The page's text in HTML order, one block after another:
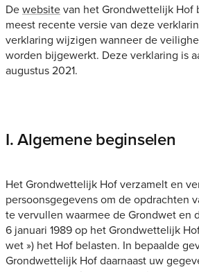
Dewebsitevan het Grondwettelijk Hof
meest recente versie van deze
verklaring wijzigen wanneer de
worden bijgewerkt. Deze verklaring is
augustus 2021.
I. Algemene beginselen
Het Grondwettelijk Hof verzamelt en
persoonsgegevens om de opdrachten
te vervullen waarmee de Grondwet en
6 januari 1989 op het Grondwettelijk
wet ») het Hof belasten. In bepaalde
Grondwettelijk Hof daarnaast uw